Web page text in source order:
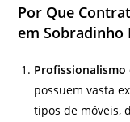
Por Que
em Sobradinho
Profissionalismo
possuem vasta
tipos de móveis,